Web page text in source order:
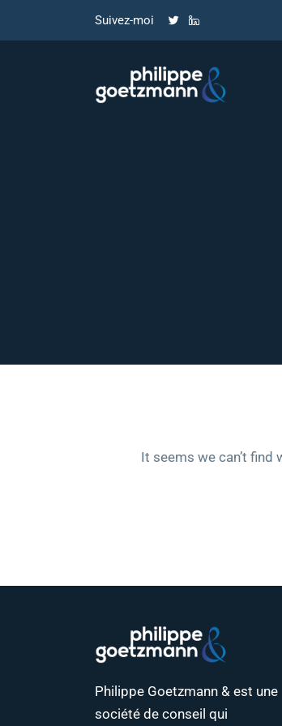
Suivez-moi
It seems we can’t find
Philippe Goetzmann & est une
société de conseil qui